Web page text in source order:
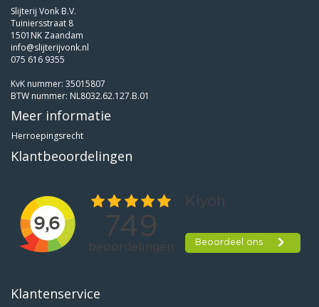
Slijterij Vonk B.V.
Tuiniersstraat 8
1501NK Zaandam
info@slijterijvonk.nl
075 616 9355
KvK nummer: 35015807
BTW nummer: NL8032.62.127.B.01
Meer informatie
Herroepingsrecht
Klantbeoordelingen
Klantenservice